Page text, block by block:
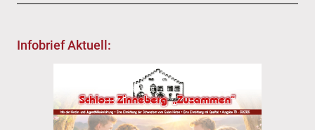
Infobrief Aktuell: